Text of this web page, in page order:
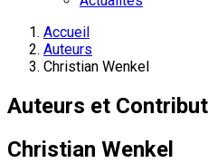
Accueil
Auteurs
Christian Wenkel
Auteurs et
Christian Wenkel